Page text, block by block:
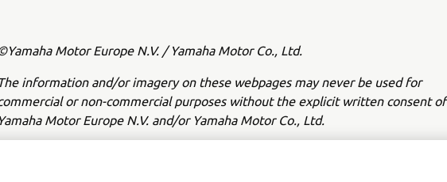
Motor Europe N.V. / Yamaha Motor Co., Ltd.
information and/or imagery on these webpages may never be used for
or non-commercial purposes without the explicit written consent of
Yamaha Motor Europe N.V. and/or Yamaha Motor Co., Ltd.